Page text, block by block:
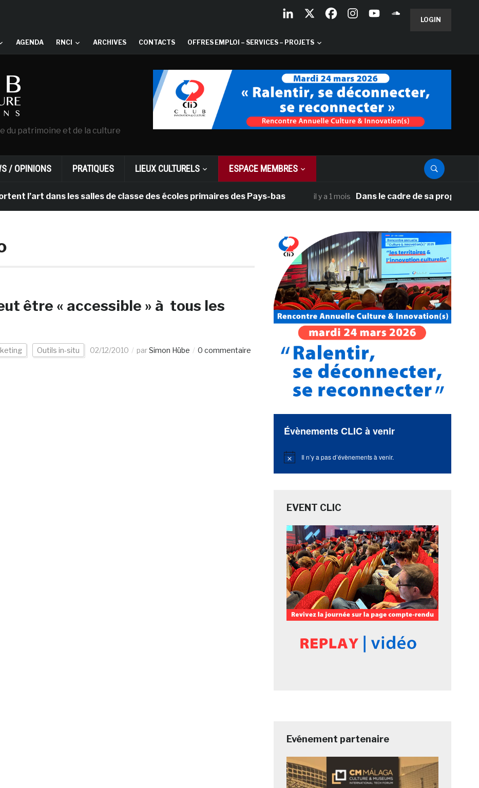
LOGIN
AGENDA RNCI ARCHIVES CONTACTS OFFRES EMPLOI – SERVICES – PROJETS
du patrimoine et de la culture
/ OPINIONS PRATIQUES LIEUX CULTURELS ESPACE MEMBRES
dans les salles de classe des écoles primaires des Pays-bas il y a 1 mois Dans le cadre de sa
être « accessible » à tous les
Outils in-situ 02/12/2010 parSimon Hübe 0 commentaire
Évènements CLIC à venir
Notice Il n’y a pas d’évènements à venir.
EVENT CLIC
Evénement partenaire